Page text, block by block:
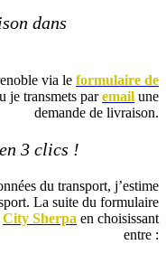
dans
via le formulaire de
je transmets paremail une
demande de livraison.
3 clics !
du transport, j’estime
La suite du formulaire
City Sherpa en choisissant
entre :